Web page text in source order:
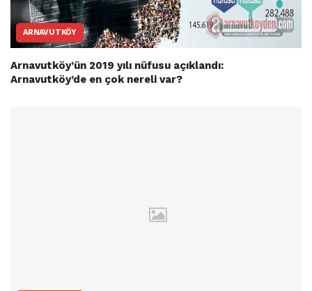
ARNAVUTKÖY
Arnavutköy’ün 2019 yılı nüfusu açıklandı:
Arnavutköy’de en çok nereli var?